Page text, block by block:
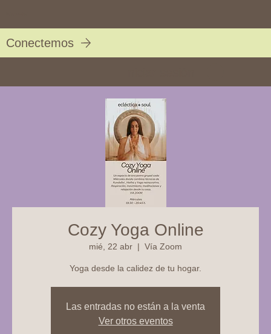
Conectemos
Cozy Yoga Online
mié, 22 abr
  |
Vía Zoom
Yoga desde la calidez de tu hogar.
Las entradas no están a la venta
Ver otros eventos